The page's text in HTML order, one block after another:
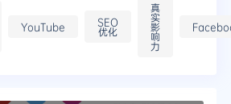
YouTube SEO
优化
真
实
影
响
力